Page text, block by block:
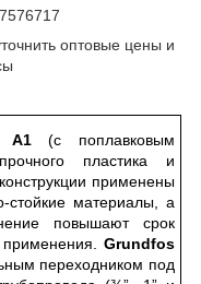
оптовые цены и
A1(с поплавковым
пластика и
применены
стойкие материалы, а
повышают срок
Grundfos
переходником под